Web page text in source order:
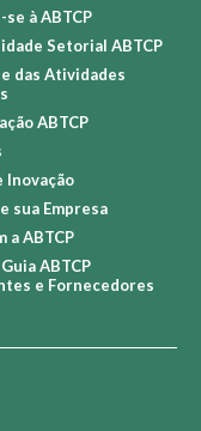
à ABTCP
Setorial ABTCP
das Atividades
ABTCP
Inovação
sua Empresa
a ABTCP
ABTCP
e Fornecedores